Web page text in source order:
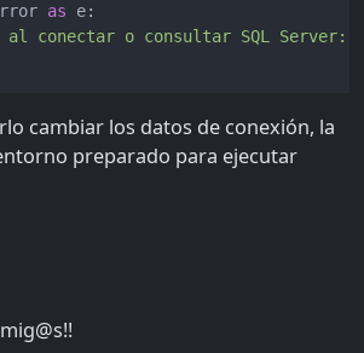
as e:
conectar o consultar SQL Server:"
cambiar los datos de conexión, la
preparado para ejecutar